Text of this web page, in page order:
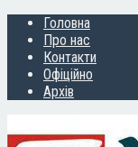
Головна
Про нас
Контакти
Офіційно
Архів